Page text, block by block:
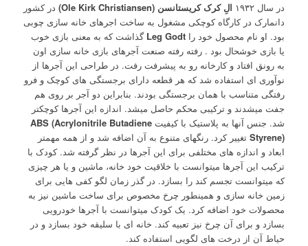
در سال ۱۹۳۲
الِ کرک کریستانسن (Ole Kirk Christiansen)
در کشور
دانمارک در کارگاه کوچکی مشغول به ساخت اجرهای خانه سازی چوبی
بود. او نام محصول خود را Leg Godt گذاشت که به معنی بازی خوب
یا بازی خوشحال بود . رفته رفته صنعت آجرهای بازی خانه سازی اون
به رونق افتاد و کارخانه رو به پیشرفت رفت. در طراحی این آجرها از
نوآوری ای استفاده شد که هر قطعه دارای برجستگی های کوچک و فرو
رفتگی متناسب با همان برجستگی بودند. بنابراین دو آجر بر روی هم
جفت میشدند و ترکیبی محکم حاصل میشد. اندازه این آجرها کوچکتر
شد. جنس آنها به پلاستیک با کیفیت ABS (Acrylonitrile Butadiene
Styrene)تغییر کرد. رنگهای متنوع به آن اضافه شد و از همه مهمتر
ابعاد و اندازه های مختلفی برای این آجرها در نظر گرفته شد. کودک با
ترکیب این آجرها میتوانست با خلاقیت خود خانه، ماشین و یا هر چیزی
که میتوانست تجسم کند را بسازد. در گذر زمان لگو کفی هایی برای
زمین خانه سازی و همینطور چرخ مخصوص برای ساخت ماشین نیز به
محصولات خود اضافه کرد. یک کودک میتوانست با آجرها خودرویی
بسازد و برای آن چرخ نیز تعبیه کند. خانه ای با سلیقه خود بسازد و در
حیاط آن از درخت های لگویی استفاده کند.